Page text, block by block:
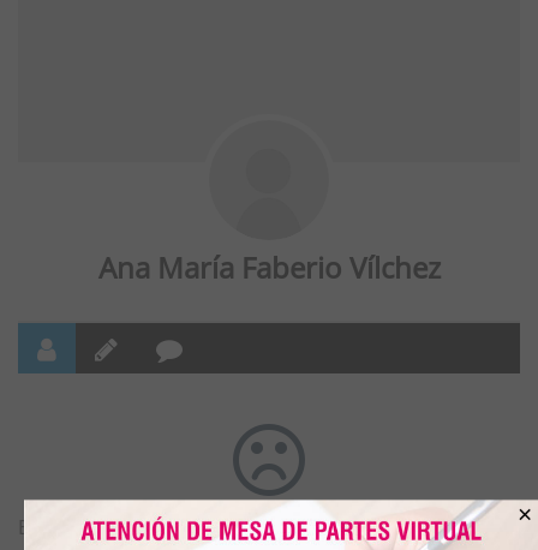
Ana María Faberio Vílchez
Este usuario aún no ha añadido información a su perfil.×